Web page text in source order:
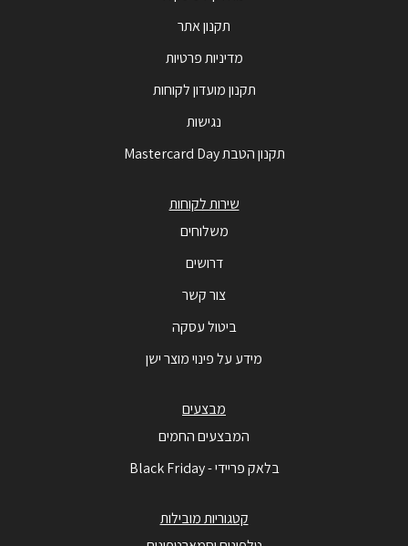
תקנון אתר
מדיניות פרטיות
תקנון מועדון לקוחות
נגישות
תקנון הטבת Mastercard Day
שירות לקוחות
משלוחים
דרושים
צור קשר
ביטול עסקה
מידע על פינוי מוצר ישן
מבצעים
המבצעים החמים
בלאק פריידי - Black Friday
קטגוריות מובילות